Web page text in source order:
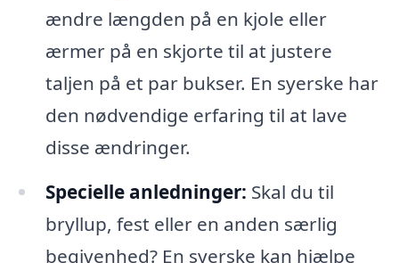
ændre længden på en kjole eller
ærmer på en skjorte til at justere
taljen på et par bukser. En syerske har
den nødvendige erfaring til at lave
disse ændringer.
Specielle anledninger: Skal du til
bryllup, fest eller en anden særlig
begivenhed? En syerske kan hjælpe